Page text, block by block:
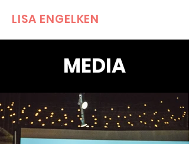
LISA ENGELKEN
MEDIA